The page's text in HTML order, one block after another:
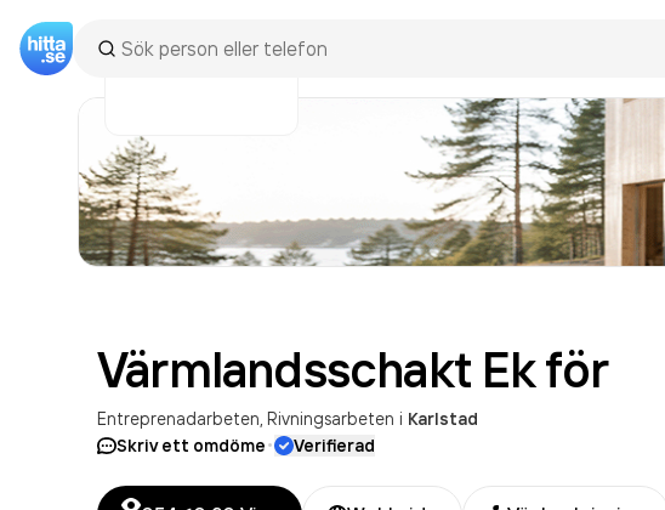
Värmlandsschakt Ekför
Entreprenadarbeten Rivningsarbeten i Karlstad
Skriv ett omdöme· Verifierad